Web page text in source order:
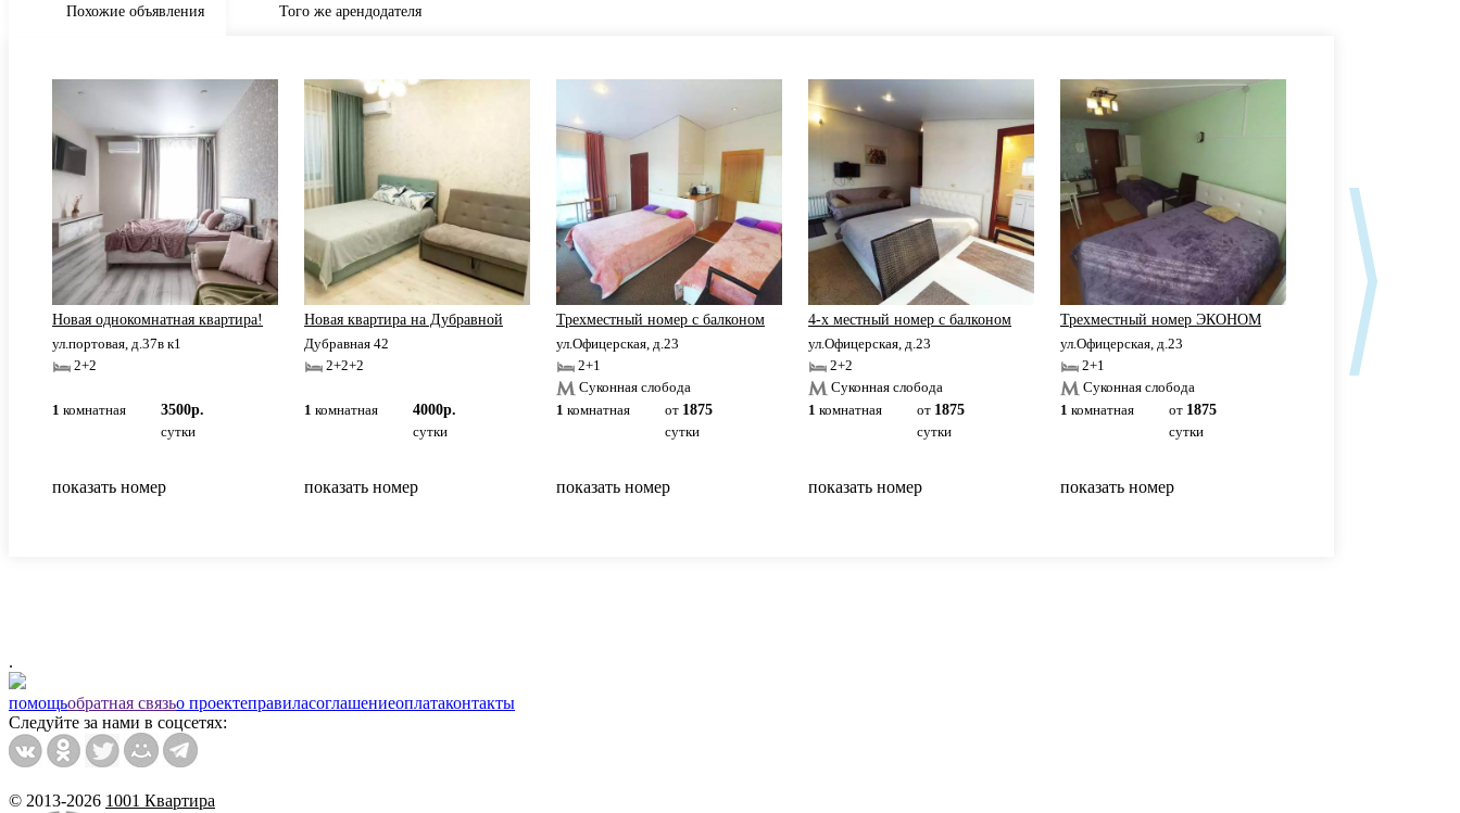
Похожие объявления Того же арендодателя
Новая однокомнатная квартира!
ул.портовая, д.37в к1
2+2
1 комнатная
3500р.
сутки
показать номер
Новая квартира на Дубравной
Дубравная 42
2+2+2
1 комнатная
4000р.
сутки
показать номер
Трехместный номер с балконом
ул.Офицерская, д.23
2+1
Суконная слобода
1 комнатная от 1875
сутки
показать номер
4-х местный номер с балконом
ул.Офицерская, д.23
2+2
Суконная слобода
1 комнатная от 1875
сутки
показать номер
Трехместный номер ЭКОНОМ
ул.Офицерская, д.23
2+1
Суконная слобода
1 комнатная от 1875
сутки
показать номер
ЖК «ДУБРАВА»
ул.Дубравная, д.10
2+2
.
помощьобратная связьо проектеправиласоглашениеоплатаконтакты
Следуйте за нами в соцсетях:
© 2013-2026 1001 Квартира